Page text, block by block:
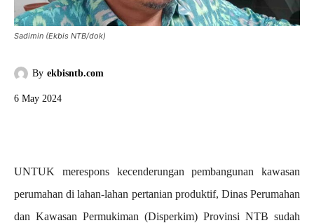
Sadimin (Ekbis NTB/dok)
By ekbisntb.com
6 May 2024
UNTUK merespons kecenderungan pembangunan kawasan
perumahan di lahan-lahan pertanian produktif, Dinas Perumahan
dan Kawasan Permukiman (Disperkim) Provinsi NTB sudah